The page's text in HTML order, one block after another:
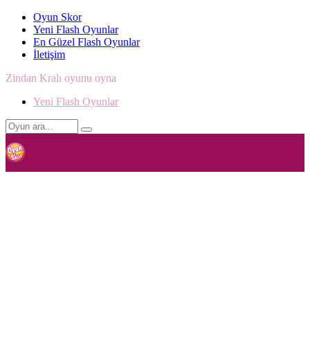
Oyun Skor
Yeni Flash Oyunlar
En Güzel Flash Oyunlar
İletişim
Zindan Kralı oyunu oyna
Yeni Flash Oyunlar